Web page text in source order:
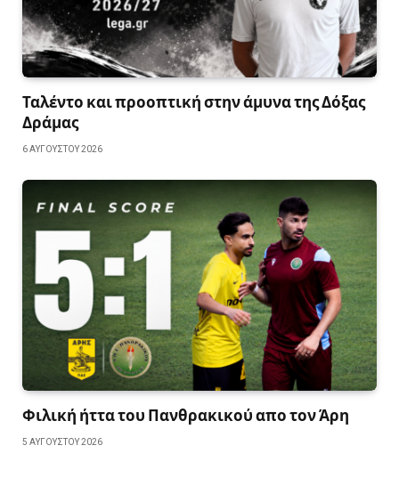
Ταλέντο και προοπτική στην άμυνα της Δόξας
Δράμας
6 ΑΥΓΟΎΣΤΟΥ 2026
Φιλική ήττα του Πανθρακικού απο τον Άρη
5 ΑΥΓΟΎΣΤΟΥ 2026